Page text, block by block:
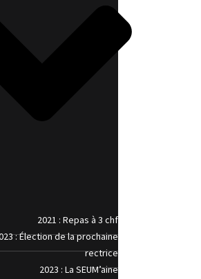
2021 : Repas à 3 chf
: Élection de la prochaine
rectrice
2023 : La SEUM’aine